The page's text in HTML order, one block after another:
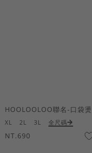
XL 2L 3L 全尺碼
NT.690